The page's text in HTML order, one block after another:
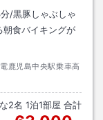
/黒豚しゃぶしゃ
朝食バイキングが
鹿児島中央駅乗車高
2名 1泊1部屋 合計